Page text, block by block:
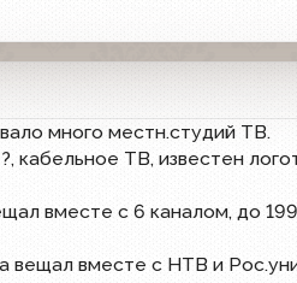
много местн.студий ТВ.
кабельное ТВ, известен
вместе с 6 каналом, до
вещал вместе с НТВ и